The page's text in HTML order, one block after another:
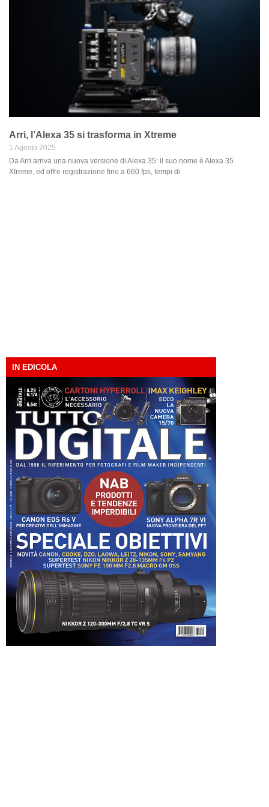
Arri, l’Alexa 35 si trasforma in Xtreme
1 Agosto 2025
Da Arri arriva una nuova versione di Alexa 35: il suo nome è Alexa 35
Xtreme, ed offre registrazione fino a 660 fps, tempi di
IN EDICOLA